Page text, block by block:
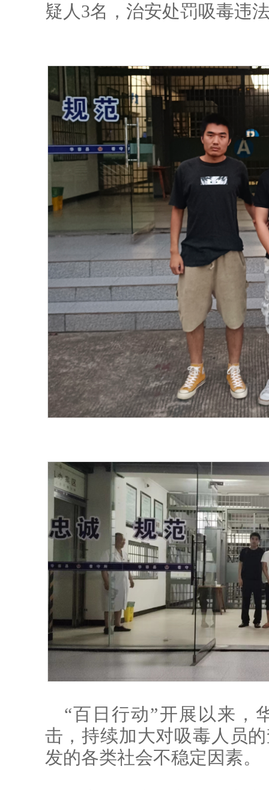
疑人3名，治安处罚吸毒违
“百日行动”开展以来，
击，持续加大对吸毒人员
发的各类社会不稳定因素。